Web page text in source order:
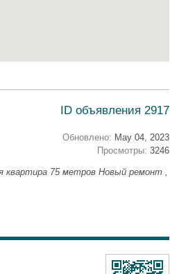
ID объявления 2917
Обновлено: May 04, 2023
Просмотры: 3246
квартира 75 метров Новый ремонт ,